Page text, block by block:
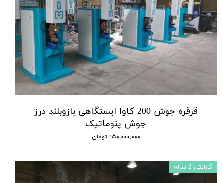
قرقره جوش 200 کاوا ایستگاهی بازوبلند درز
جوش پنوماتیک
۹۵۰,۰۰۰,۰۰۰ تومان
گارانتی 2 ساله